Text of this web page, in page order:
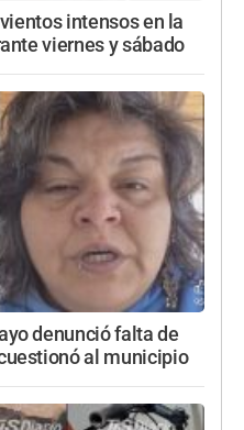
intensos en la
viernes y sábado
denunció falta de
al municipio